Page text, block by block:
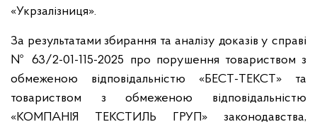
«Укрзалізниця».
За результатами збирання та аналізу доказів у справі
№ 63/2-01-115-2025 про порушення товариством з
обмеженою відповідальністю «БЕСТ-ТЕКСТ» та
товариством з обмеженою відповідальністю
«КОМПАНІЯ ТЕКСТИЛЬ ГРУП» законодавства,